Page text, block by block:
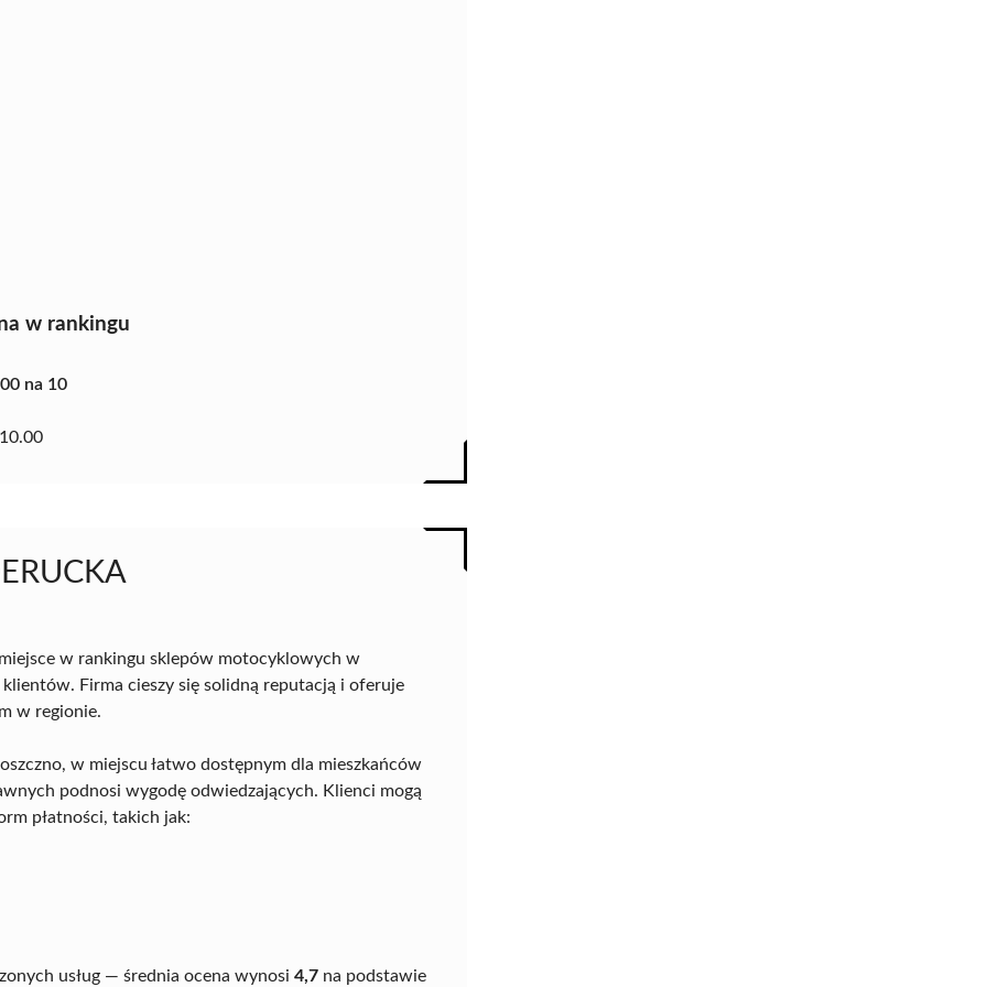
w rankingu
na 10
10.00
w rankingu sklepów motocyklowych w
Firma cieszy się solidną reputacją i oferuje
w regionie.
w miejscu łatwo dostępnym dla mieszkańców
podnosi wygodę odwiedzających. Klienci mogą
płatności, takich jak:
usług — średnia ocena wynosi 4,7 na podstawie